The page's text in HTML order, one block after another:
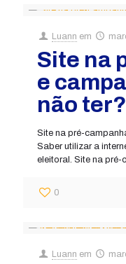
Luann em
Site na
e
não ter?
Site na pré-
Saber utilizar a
eleitoral. Site na
0
Luann em